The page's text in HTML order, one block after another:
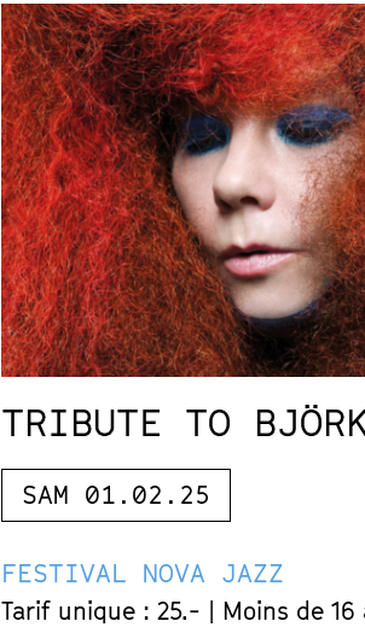
TRIBUTE TO
SAM 01.02.25
FESTIVAL NOVA JAZZ
Tarif unique : 25.- | Moins de 16